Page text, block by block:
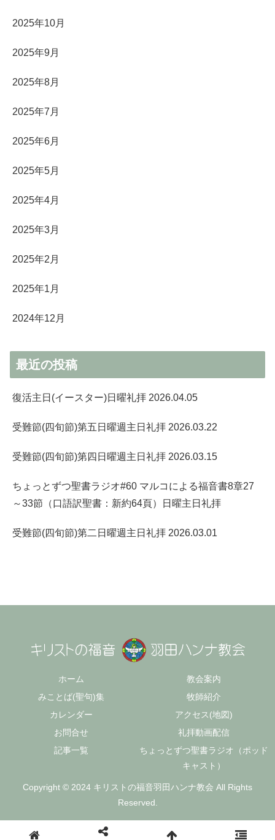
2025年10月
2025年9月
2025年8月
2025年7月
2025年6月
2025年5月
2025年4月
2025年3月
2025年2月
2025年1月
2024年12月
最近の投稿
復活主日(イースター)日曜礼拝 2026.04.05
受難節(四旬節)第五日曜週主日礼拝 2026.03.22
受難節(四旬節)第四日曜週主日礼拝 2026.03.15
ちょっとずつ聖書ラジオ#60 マルコによる福音書8章27
～33節（口語訳聖書：新約64頁）日曜主日礼拝
受難節(四旬節)第二日曜週主日礼拝 2026.03.01
ホーム
教会案内
みことば(聖句)集
牧師紹介
カレンダー
アクセス(地図)
お問合せ
礼拝動画配信
記事一覧
ちょっとずつ聖書ラジオ（ポッド
キャスト）
Copyright © 2024 キリストの福音羽田ハンナ教会 All Rights
Reserved.